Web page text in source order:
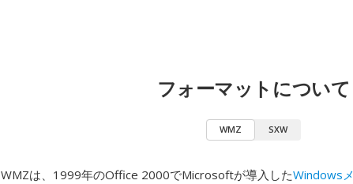
フォーマットについて
WMZ SXW
WMZは、1999年のOffice 2000でMicrosoftが導入したWindows